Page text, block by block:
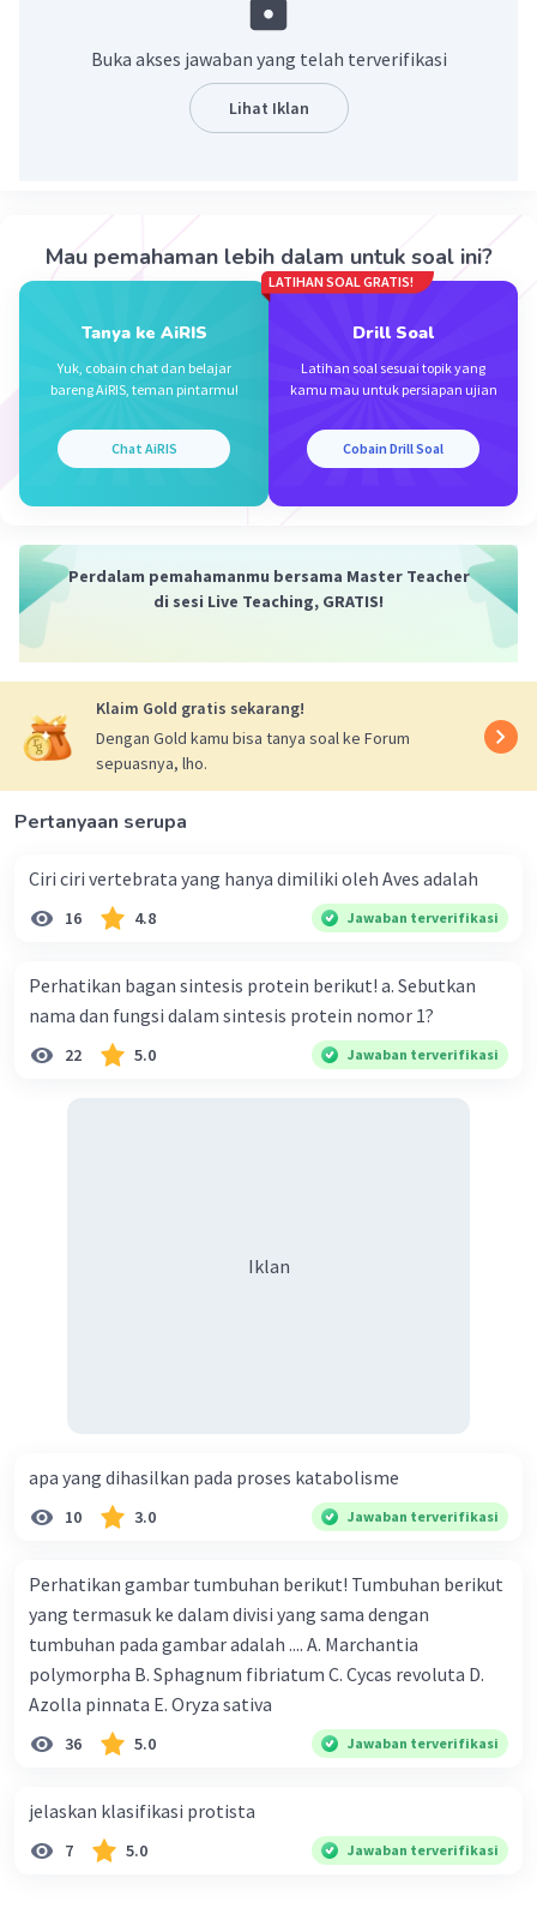
grafik berbentuk huruf S yang dikenal dengan
grafik sigmoid. Berdasarkan grafik ini,
pertumbuhan dapat dibedakan menjadi empat
(pertumbuhan terhenti).
Pada pertumbuhan 20 hari pertama memasuki
awal yang terjadi adalah proses pertumbuhan
Jadi, yang terjadi pada pertumbuhan 20 hari
pertama adalah pembelahan sel yang sedikit.
Buka akses jawaban yang telah terverifikasi
Lihat Iklan
Mau pemahaman lebih dalam untuk soal ini?
Tanya ke AiRIS
Yuk, cobain chat dan belajar
bareng AiRIS, teman pintarmu!
Chat AiRIS
LATIHAN SOAL GRATIS!
Drill Soal
Latihan soal sesuai topik yang
kamu mau untuk persiapan ujian
Cobain Drill Soal
Perdalam pemahamanmu bersama Master Teacher
di sesi Live Teaching, GRATIS!
Klaim Gold gratis sekarang!
Dengan Gold kamu bisa tanya soal ke Forum
sepuasnya, lho.
Pertanyaan serupa
Ciri ciri vertebrata yang hanya dimiliki oleh Aves adalah
16 4.8 Jawaban terverifikasi
Perhatikan bagan sintesis protein berikut! a. Sebutkan
nama dan fungsi dalam sintesis protein nomor 1?
22 5.0 Jawaban terverifikasi
Iklan
apa yang dihasilkan pada proses katabolisme
10 3.0 Jawaban terverifikasi
Perhatikan gambar tumbuhan berikut! Tumbuhan berikut
yang termasuk ke dalam divisi yang sama dengan
tumbuhan pada gambar adalah .... A. Marchantia
polymorpha B. Sphagnum fibriatum C. Cycas revoluta D.
Azolla pinnata E. Oryza sativa
36 5.0 Jawaban terverifikasi
jelaskan klasifikasi protista
7 5.0 Jawaban terverifikasi